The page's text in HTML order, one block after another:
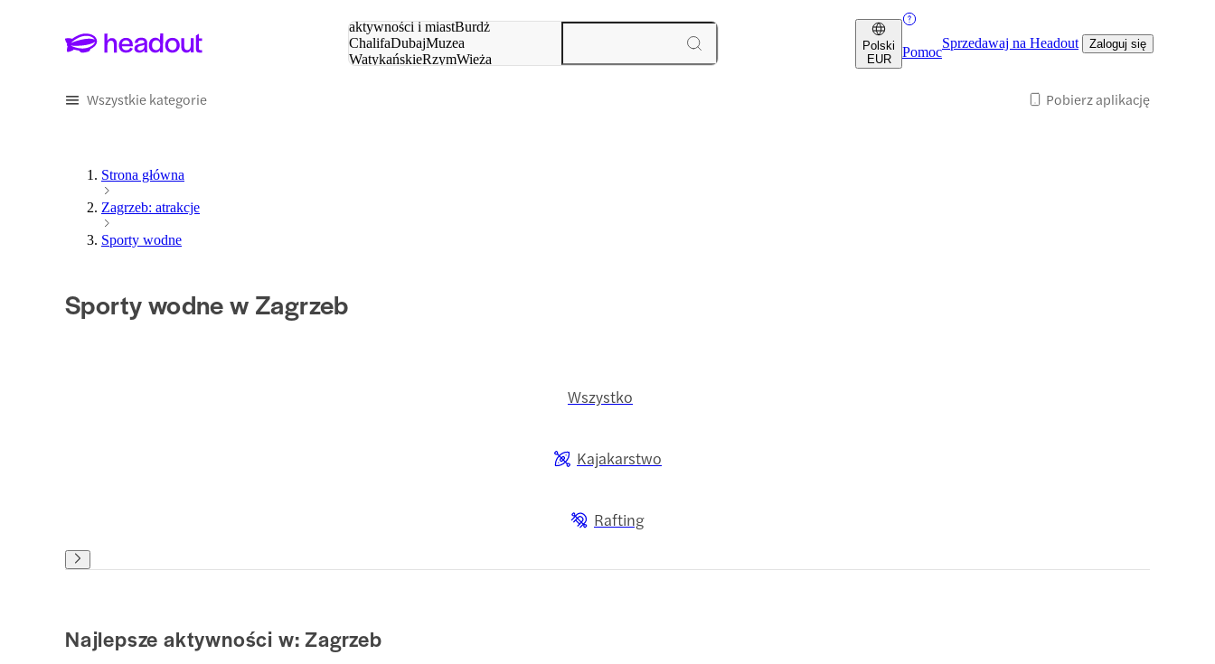
aktywności i miastBurdż
ChalifaDubajMuzea
WatykańskieRzymWieża
Polski
EUR
Pomoc
Sprzedawaj na Headout Zaloguj się
Wszystkie kategorie Pobierz aplikację
Strona główna
Zagrzeb: atrakcje
Sporty wodne
Sporty wodne w Zagrzeb
Wszystko
Kajakarstwo
Rafting
Najlepsze aktywności w: Zagrzeb